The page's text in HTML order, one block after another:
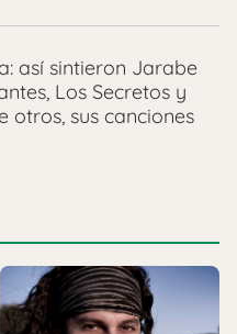
así sintieron Jarabe
Los Secretos y
otros, sus canciones